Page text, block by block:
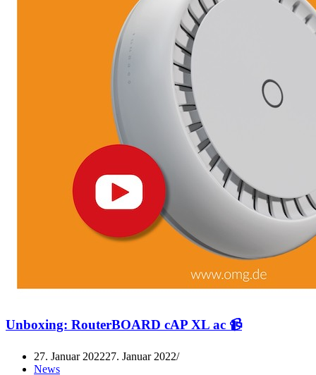
Unboxing: RouterBOARD cAP XL ac 📹
27. Januar 202227. Januar 2022
News